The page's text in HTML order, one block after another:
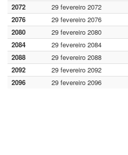
2072
29 fevereiro 2072
2076
29 fevereiro 2076
2080
29 fevereiro 2080
2084
29 fevereiro 2084
2088
29 fevereiro 2088
2092
29 fevereiro 2092
2096
29 fevereiro 2096